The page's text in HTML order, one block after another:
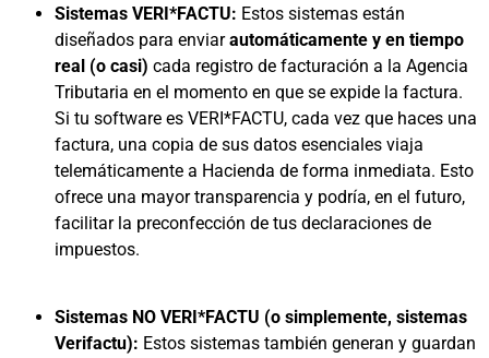
software lo cumple?
Sistemas VERI*FACTU: Estos sistemas están
diseñados para enviarautomáticamente y en tiempo
real (o casi) cada registro de facturación a la Agencia
Tributaria en el momento en que se expide la factura.
Si tu software es VERI*FACTU, cada vez que haces una
factura, una copia de sus datos esenciales viaja
telemáticamente a Hacienda de forma inmediata. Esto
ofrece una mayor transparencia y podría, en el futuro,
facilitar la preconfección de tus declaraciones de
impuestos.
Sistemas NO VERI*FACTU (o simplemente, sistemas
Verifactu): Estos sistemas también generan y guardan